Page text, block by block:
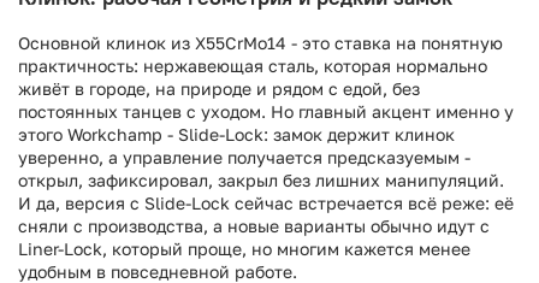
Основной клинок из X55CrMo14 - это ставка на понятную
практичность: нержавеющая сталь, которая нормально
живёт в городе, на природе и рядом с едой, без
постоянных танцев с уходом. Но главный акцент именно у
этого Workchamp - Slide-Lock: замок держит клинок
уверенно, а управление получается предсказуемым -
открыл, зафиксировал, закрыл без лишних манипуляций.
И да, версия с Slide-Lock сейчас встречается всё реже: её
сняли с производства, а новые варианты обычно идут с
Liner-Lock, который проще, но многим кажется менее
удобным в повседневной работе.